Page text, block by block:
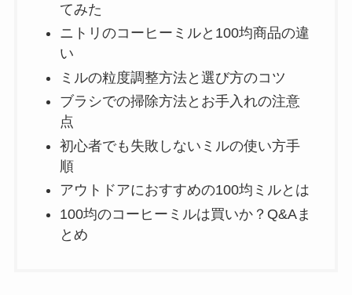
てみた
ニトリのコーヒーミルと100均商品の違
い
ミルの粒度調整方法と選び方のコツ
ブラシでの掃除方法とお手入れの注意
点
初心者でも失敗しないミルの使い方手
順
アウトドアにおすすめの100均ミルとは
100均のコーヒーミルは買いか？Q&Aま
とめ